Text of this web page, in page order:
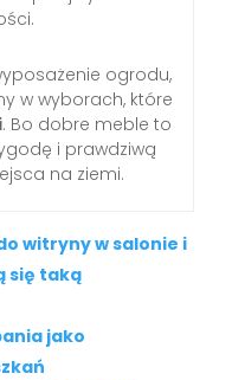
ogrodu,
w wyborach, które
. Bo dobre meble to
i prawdziwą
na ziemi.
witryny w salonie i
się taką
jako